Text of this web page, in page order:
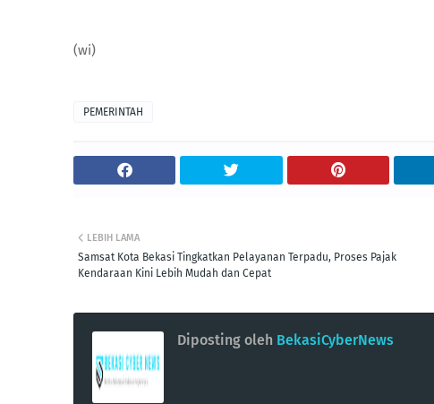
(wi)
PEMERINTAH
LEBIH LAMA
Samsat Kota Bekasi Tingkatkan Pelayanan Terpadu, Proses Pajak
Kendaraan Kini Lebih Mudah dan Cepat
Diposting oleh BekasiCyberNews